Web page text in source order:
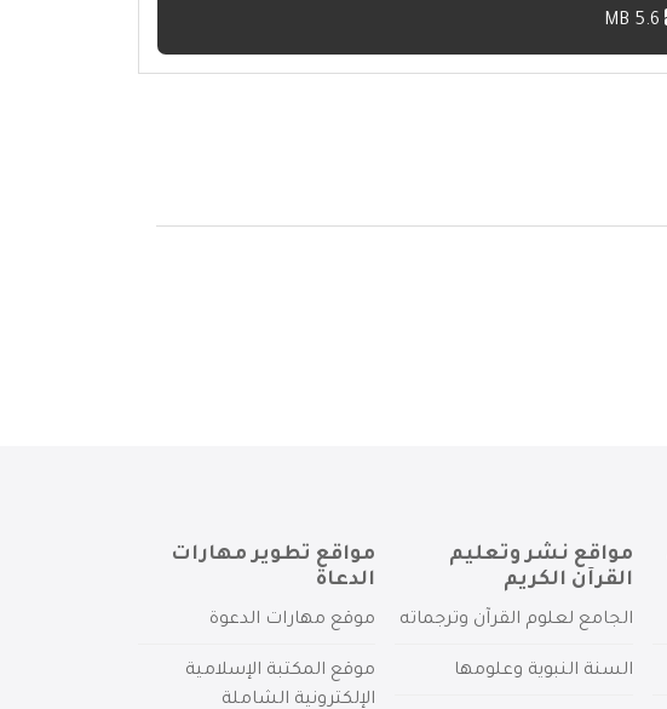
مواقع نشر وتعليم
القرآن الكريم
الجامع لعلوم القرآن وترجماته
السنة النبوية وعلومها
مواقع تطوير مهارات
الدعاة
موقع مهارات الدعوة
موقع المكتبة الإسلامية
الإلكترونية الشاملة